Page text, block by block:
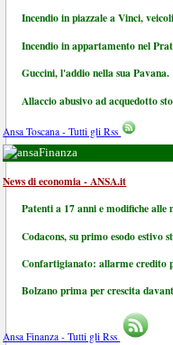
Incendio in piazzale a Vinci,
Incendio in appartamento nel
Guccini, l'addio nella sua
Allaccio abusivo ad acquedotto
Ansa Toscana - Tutti gli Rss
Finanza
News di economia - ANSA.it
Patenti a 17 anni e modifiche
Codacons, su primo esodo
Confartigianato: allarme credito
Bolzano prima per crescita
Ansa Finanza - Tutti gli Rss